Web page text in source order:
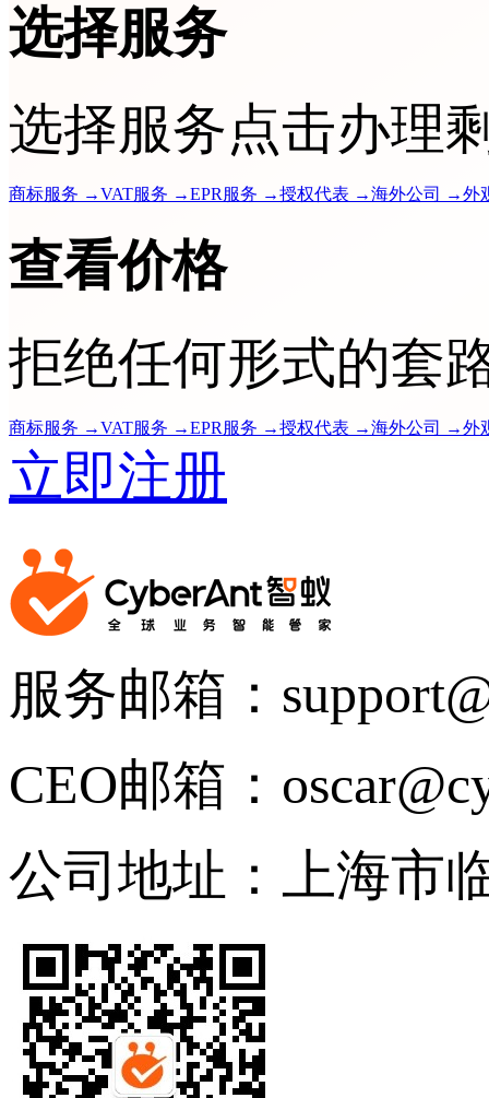
选择服务
选择服务点击办理
商标服务 →VAT服务 →EPR服务 →授权代表 →海外公司 →外
查看价格
拒绝任何形式的套
商标服务 →VAT服务 →EPR服务 →授权代表 →海外公司 →外
立即注册
服务邮箱：
CEO邮箱：
公司地址：
上海市